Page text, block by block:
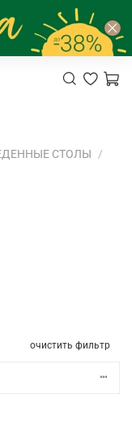
СТОЛЫ
очистить фильтр